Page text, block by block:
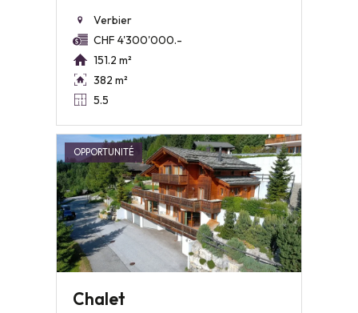
Verbier
CHF 4'300'000.-
151.2 m²
382 m²
5.5
OPPORTUNITÉ
Chalet